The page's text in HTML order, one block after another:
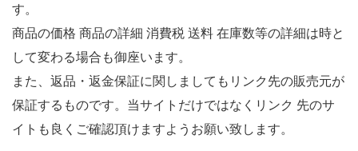
す。
商品の価格 商品の詳細 消費税 送料 在庫数等の詳細は時と
して変わる場合も御座います。
また、返品・返金保証に関しましてもリンク先の販売元が
保証するものです。当サイトだけではなくリンク 先のサ
イトも良くご確認頂けますようお願い致します。